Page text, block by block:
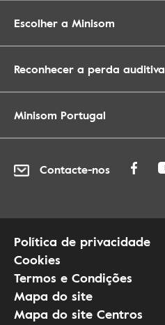
Escolher a Minisom
Reconhecer a perda auditiva
Minisom Portugal
Contacte-nos
Política de privacidade
Cookies
Termos e Condições
Mapa do site
Mapa do site Centros